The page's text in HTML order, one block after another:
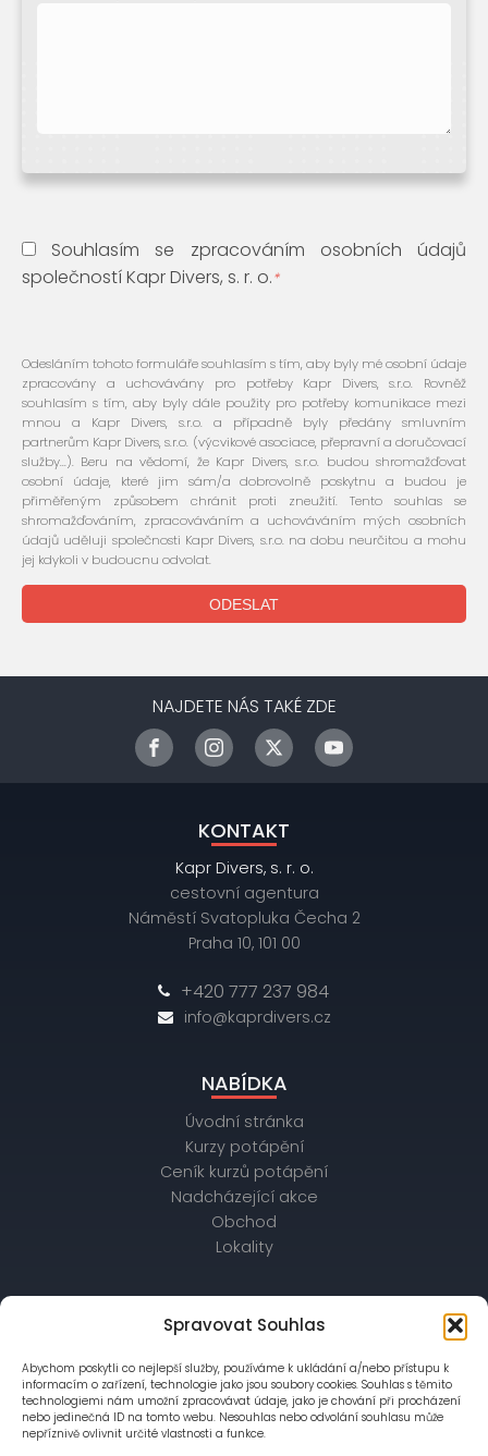
Spravovat Souhlas
Abychom poskytli co nejlepší služby, používáme k ukládání a/nebo přístupu k
informacím o zařízení, technologie jako jsou soubory cookies. Souhlas s těmito
technologiemi nám umožní zpracovávat údaje, jako je chování při procházení
nebo jedinečná ID na tomto webu. Nesouhlas nebo odvolání souhlasu může
nepříznivě ovlivnit určité vlastnosti a funkce.
Souhlasím se zpracováním osobních údajů
společností Kapr Divers, s. r. o.*
Odesláním tohoto formuláře souhlasím s tím, aby byly mé osobní údaje
zpracovány a uchovávány pro potřeby Kapr Divers, s.r.o. Rovněž
souhlasím s tím, aby byly dále použity pro potřeby komunikace mezi
mnou a Kapr Divers, s.r.o. a případně byly předány smluvním
partnerům Kapr Divers, s.r.o. (výcvikové asociace, přepravní a doručovací
služby...). Beru na vědomí, že Kapr Divers, s.r.o. budou shromažďovat
osobní údaje, které jim sám/a dobrovolně poskytnu a budou je
přiměřeným způsobem chránit proti zneužití. Tento souhlas se
shromažďováním, zpracováváním a uchováváním mých osobních
údajů uděluji společnosti Kapr Divers, s.r.o. na dobu neurčitou a mohu
jej kdykoli v budoucnu odvolat.
NAJDETE NÁS TAKÉ ZDE
KONTAKT
Kapr Divers, s. r. o.
cestovní agentura
Náměstí Svatopluka Čecha 2
Praha 10, 101 00
+420 777 237 984
info@kaprdivers.cz
NABÍDKA
Úvodní stránka
Kurzy potápění
Ceník kurzů potápění
Nadcházející akce
Obchod
Lokality
OBCHODNÍ ÚDAJE
bankovní spojení: Raiffeisenbank,
č. účtu: 56403028/5500